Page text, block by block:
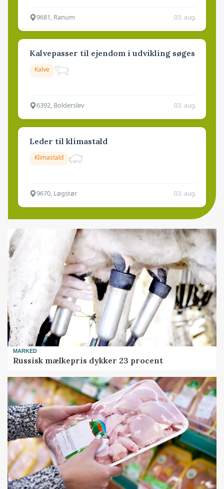
9681, Ranum 03. aug.
Kalvepasser til ejendom i udvikling søges
Kalve
6392, Bolderslev 03. aug.
Leder til klimastald
Klimastald
9670, Løgstør 03. aug.
MARKED
Russisk mælkepris dykker 23 procent